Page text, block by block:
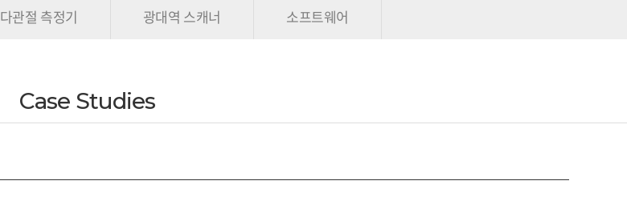
다관절 측정기 광대역 스캐너 소프트웨어
Case Studies